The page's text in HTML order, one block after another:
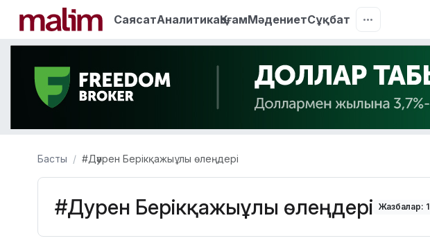
СаясатАналитикаҚоғамМәдениетСұқбат
Басты #Дәурен Берікқажыұлы өлеңдері
#Дәурен Берікқажыұлы өлеңдері Жазбалар: 1